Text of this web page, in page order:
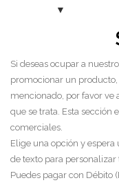
Si deseas ocupar a
promocionar un producto,
mencionado, por favor ve
que se trata. Esta sección
comerciales.
Elige una opción y espera
de texto para personalizar
Puedes pagar con Débito